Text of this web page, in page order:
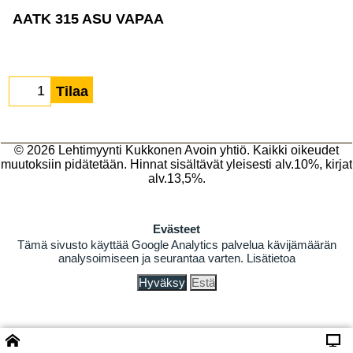
AATK 315 ASU VAPAA
Tilaa
© 2026 Lehtimyynti Kukkonen Avoin yhtiö. Kaikki oikeudet
muutoksiin pidätetään. Hinnat sisältävät yleisesti alv.10%, kirjat
alv.13,5%.
Evästeet
Tämä sivusto käyttää Google Analytics palvelua kävijämäärän
analysoimiseen ja seurantaa varten. Lisätietoa
Hyväksy Estä